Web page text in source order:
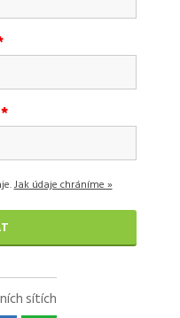
*
Jak údaje chráníme »
sítích